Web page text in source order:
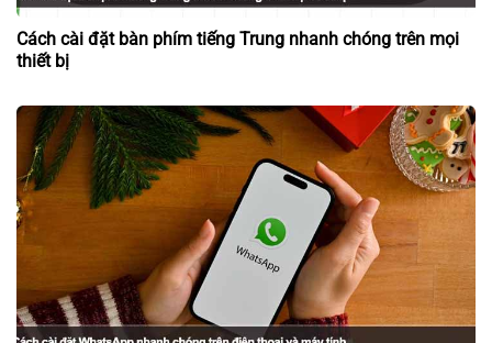
Cách cài đặt bàn phím tiếng Trung nhanh chóng trên mọi
thiết bị